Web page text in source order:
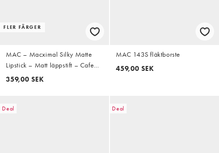
FLER FÄRGER
MAC – Macximal Silky Matte
Lipstick – Matt läppstift – Cafe
Mocha
359,00 SEK
MAC 143S fläktborste
459,00 SEK
Deal Deal